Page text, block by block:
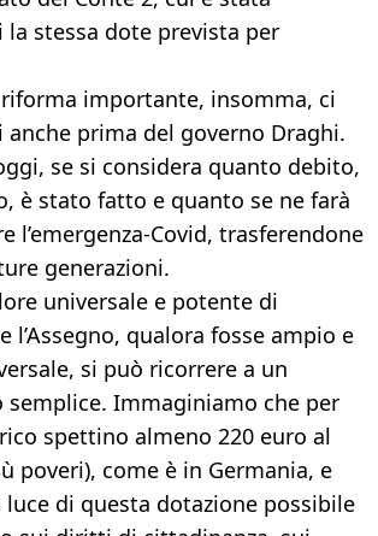
la stessa dote prevista per
importante, insomma, ci
anche prima del governo Draghi.
se si considera quanto debito,
è stato fatto e quanto se ne farà
l’emergenza-Covid, trasferendone
generazioni.
universale e potente di
l’Assegno, qualora fosse ampio e
si può ricorrere a un
Immaginiamo che per
spettino almeno 220 euro al
poveri), come è in Germania, e
di questa dotazione possibile